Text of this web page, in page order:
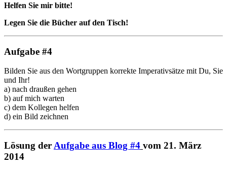
Helfen Sie mir bitte!
Legen Sie die Bücher auf den Tisch!
Aufgabe #4
Bilden Sie aus den Wortgruppen korrekte Imperativsätze mit Du, Sie
und Ihr!
a) nach draußen gehen
b) auf mich warten
c) dem Kollegen helfen
d) ein Bild zeichnen
Lösung der Aufgabe aus Blog #4 vom 21. März
2014